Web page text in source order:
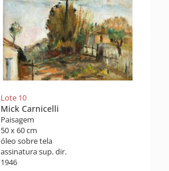
Lote 10
Mick Carnicelli
Paisagem
50 x 60 cm
óleo sobre tela
assinatura sup. dir.
1946